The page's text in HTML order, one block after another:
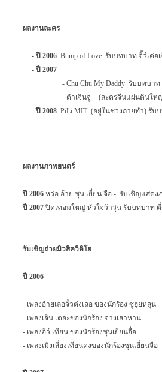
ผลงานละคร
- ปี 2006 Bump of Love รับบทบาท จี้ว์เค่อ
- ปี 2007
- Chu Chu My Daddy รับบทบาท
- ต้าเจินจู - (ละครจีนแผ่นดินให
-ปี 2008 PiLi MIT (อยู่ในช่วงถ่ายทำ) รับ
ผลงานภาพยนตร์
ปี 2006 หว่อ อ้าย ซุน เยี่ยน จื่อ - รับเชิญแสดง
ปี 2007ปิดเทอมใหญ่ หัวใจว้าวุ่น รับบทบาท
รับเชิญถ่ายมิวสิควิดิโอ
ปี 2006
- เพลงอ้ายเลอจิ้วต่งเลอ ของนักร้อง ซูฮุ่ยหลุน
- เพลงเจิน เตอะของนักร้อง จางเสาหาน
- เพลงอี่ว์ เทียน ของนักร้องซุนเยี่ยนจื่อ
- เพลงเมิ่งเสี่ยงเทียนคงของนักร้องซุนเยี่ยนจื่อ